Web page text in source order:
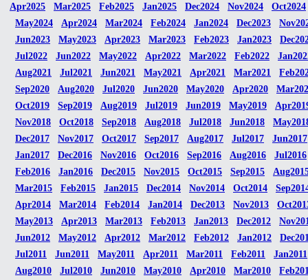
Apr2025 Mar2025 Feb2025 Jan2025 Dec2024 Nov2024
Oct2024
May2024
Apr2024 Mar2024 Feb2024 Jan2024 Dec2023
Jun2023
May2023 Apr2023 Mar2023 Feb2023 Jan2023
Jul2022
Jun2022 May2022 Apr2022 Mar2022 Feb2022
Aug2021
Jul2021 Jun2021 May2021 Apr2021 Mar2021
Sep2020
Aug2020 Jul2020 Jun2020 May2020 Apr2020
Oct2019
Sep2019 Aug2019 Jul2019 Jun2019 May2019
Nov2018
Oct2018 Sep2018 Aug2018 Jul2018 Jun2018
Dec2017
Nov2017 Oct2017 Sep2017 Aug2017 Jul2017
Jun2017
Jan2017
Dec2016 Nov2016 Oct2016 Sep2016 Aug2016
Jul2016
Feb2016
Jan2016 Dec2015 Nov2015 Oct2015 Sep2015
Mar2015
Feb2015 Jan2015 Dec2014 Nov2014 Oct2014
Apr2014
Mar2014 Feb2014 Jan2014 Dec2013 Nov2013
May2013
Apr2013 Mar2013 Feb2013 Jan2013 Dec2012
Jun2012
May2012 Apr2012 Mar2012 Feb2012 Jan2012
Jul2011
Jun2011 May2011 Apr2011 Mar2011 Feb2011
Jan2011
Aug2010
Jul2010 Jun2010 May2010 Apr2010 Mar2010